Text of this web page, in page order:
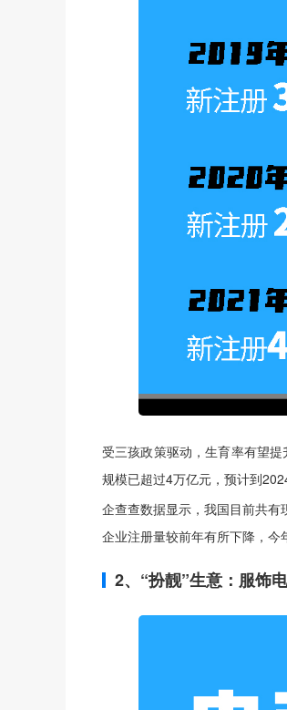
受三孩政策驱动，生育率有望
规模已超过4万亿元，预计到
企查查数据显示，我国目前共有
企业注册量较前年有所下降，今
2、“扮靓”生意：服饰